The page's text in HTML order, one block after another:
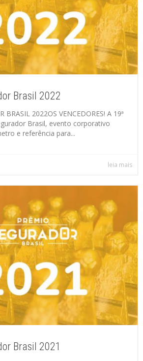
Brasil 2022
BRASIL 2022OS VENCEDORES! A 19ª
Brasil, evento corporativo
e referência para...
leia mais
Brasil 2021